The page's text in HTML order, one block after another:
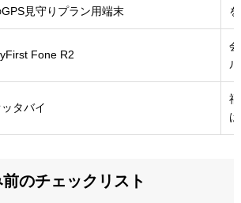
見守りプラン用端末
Fone R2
タバイ
のチェックリスト